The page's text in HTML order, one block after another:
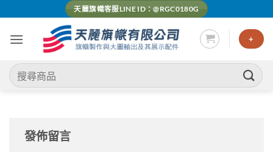
content
天麗旗幟客服LINE ID：@RGC0180G
+
搜
尋
發佈留言